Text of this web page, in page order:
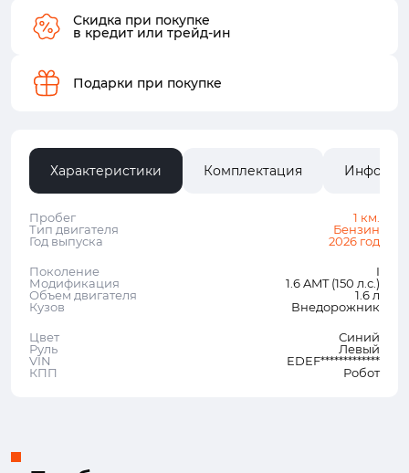
Скидка при покупке
в кредит или трейд-ин
Подарки при покупке
Характеристики Комплектация
Пробег
1 км.
Тип двигателя
Бензин
Год выпуска
2026 год
Поколение
I
Модификация
1.6 AMT (150 л.с.)
Объем двигателя
1.6 л
Кузов
Внедорожник
Цвет
Синий
Руль
Левый
VIN
EDEF*************
КПП
Робот